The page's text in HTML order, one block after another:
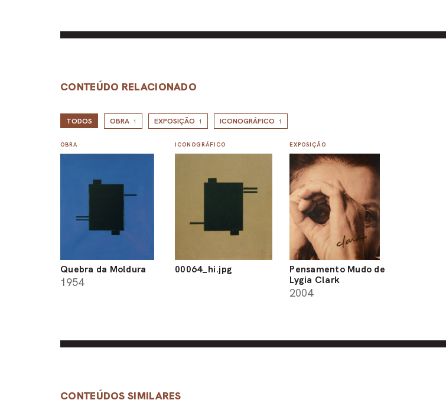
CONTEÚDO RELACIONADO
TODOS OBRA 1 EXPOSIÇÃO 1 ICONOGRÁFICO 1
OBRA
Quebra da Moldura
1954
ICONOGRÁFICO
00064_hi.jpg
EXPOSIÇÃO
Pensamento Mudo de
Lygia Clark
2004
CONTEÚDOS SIMILARES